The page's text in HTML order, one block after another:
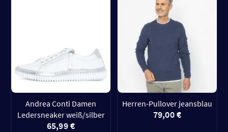
Andrea Conti Damen
Ledersneaker weiß/silber
65,99 €
Herren-Pullover jeansblau
79,00 €